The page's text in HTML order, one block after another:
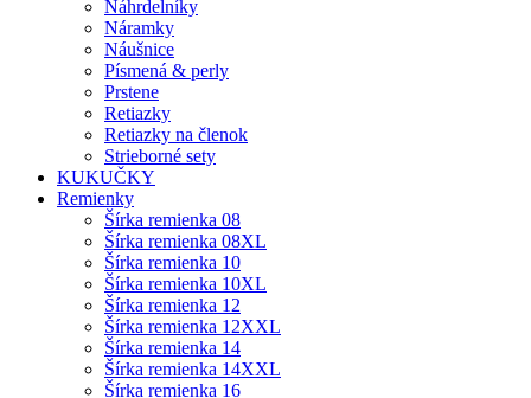
Náhrdelníky
Náramky
Náušnice
Písmená & perly
Prstene
Retiazky
Retiazky na členok
Strieborné sety
KUKUČKY
Remienky
Šírka remienka 08
Šírka remienka 08XL
Šírka remienka 10
Šírka remienka 10XL
Šírka remienka 12
Šírka remienka 12XXL
Šírka remienka 14
Šírka remienka 14XXL
Šírka remienka 16